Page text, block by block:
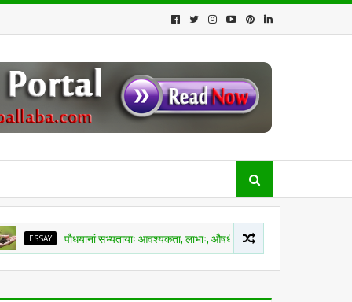
पौधयानां सभ्यतायाः आवश्यकता, लाभाः, औषधीयगुणाः च विषयकं ब्रिहत्संहितायाः आयुर्वेदे